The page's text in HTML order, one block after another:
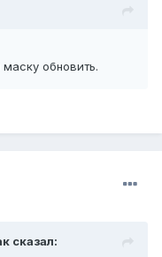
маску обновить.
сказал: